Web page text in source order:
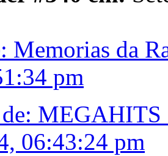
Memorias da
pm
06:43:24 pm